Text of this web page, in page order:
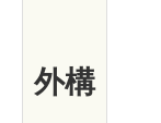
外構